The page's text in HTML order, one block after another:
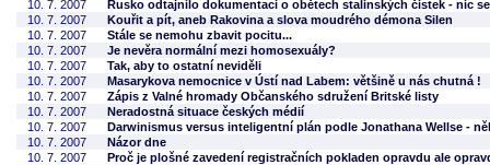
10. 7. 2007
Rusko odtajnilo dokumentaci o obětech stalinských čistek - nic
10. 7. 2007
Kouřit a pít, aneb Rakovina a slova moudrého démona Silen
10. 7. 2007
Stále se nemohu zbavit pocitu...
10. 7. 2007
Je nevěra normální mezi homosexuály?
10. 7. 2007
Tak, aby to ostatní neviděli
10. 7. 2007
Masarykova nemocnice v Ústí nad Labem: většině u nás chutná !
10. 7. 2007
Zápis z Valné hromady Občanského sdružení Britské listy
10. 7. 2007
Neradostná situace českých médií
10. 7. 2007
Darwinismus versus inteligentní plán podle Jonathana Wellse -
10. 7. 2007
Názor dne
10. 7. 2007
Proč je plošné zavedení registračních pokladen opravdu ale